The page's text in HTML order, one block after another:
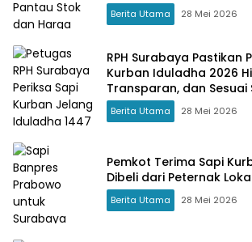
Berita Utama 28 Mei 2026
RPH Surabaya Pastikan
Kurban Iduladha 2026
Transparan, dan Sesuai
Berita Utama 28 Mei 2026
Pemkot Terima Sapi
Dibeli dari Peternak
Berita Utama 28 Mei 2026